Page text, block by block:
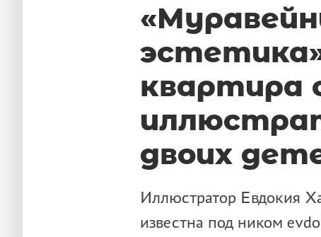
квартира
двоих
Иллюстратор Евдокия
известна под ником